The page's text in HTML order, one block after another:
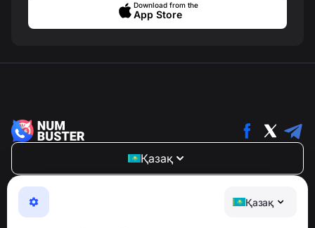
Қазақ
Download from the
App Store
Қазақ
NumBuster © 2013—2026 ·
Телефон алаяқтарынан, спамнан және қажетсіз
хабарламалардан қорғайтын ыңғайлы қолданба